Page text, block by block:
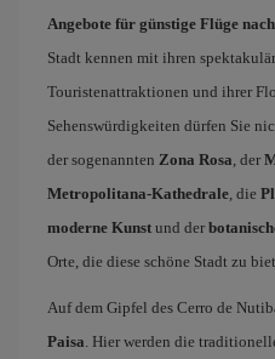
Angebote für günstige Flüge
Stadt kennen mit ihren
Touristenattraktionen und ihrer
Sehenswürdigkeiten dürfen Sie
der sogenannten Zona Rosa , der
Metropolitana-Kathedrale , die
moderne Kunst und der
Orte, die diese schöne Stadt zu
Auf dem Gipfel des Cerro de
Paisa . Hier werden die